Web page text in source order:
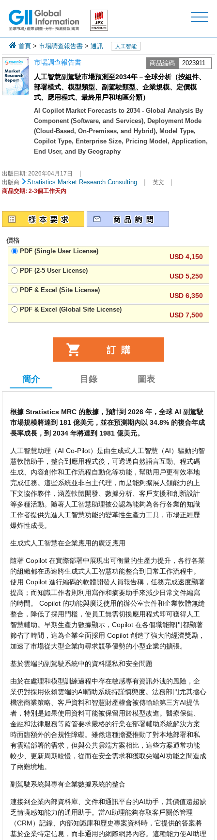
首頁 >市場調查報告書 >通訊 人工智能
市場調查報告書 商品編碼 2023911
人工智慧副駕駛市場預測至2034年－全球分析（按組件、
部署模式、模型類型、副駕駛類型、企業規模、定價模
式、應用程式、最終用戶和地區分類）
AI Copilot Market Forecasts to 2034 - Global Analysis By
Component (Software, and Services), Deployment Mode
(Cloud-Based, On-Premises, and Hybrid), Model Type,
Copilot Type, Enterprise Size, Pricing Model, Application,
End User, and By Geography
出版日期:2026年04月17日 |
出版商: Stratistics Market Research Consulting | 英文 |
商品交期: 2-3個工作天內
價格
PDF (Single User License)
USD 4,150
PDF (2-5 User License)
USD 5,250
PDF & Excel (Site License)
USD 6,350
PDF & Excel (Global Site License)
USD 7,500
簡介 目錄 圖表
根據 Stratistics MRC 的數據，預計到 2026 年，全球 AI 副駕駛
市場規模將達到 181 億美元，並在預測期內以 34.8% 的複合年成
長率成長，到 2034 年將達到 1981 億美元。
人工智慧助理（AI Co-Pilot）是由生成式人工智慧（AI）驅動的智
慧軟體助手，整合到應用程式後，可透過自然語言互動、程式碼
生成、內容創作和工作流程自動化等功能，幫助用戶更有效率地
完成任務。這些系統並非自主代理，而是能夠擴展人類能力的上
下文協作夥伴，涵蓋軟體開發、數據分析、客戶支援和創新設計
等多種活動。隨著人工智慧助理被公認為能夠為各行各業的知識
工作者提供先進人工智慧功能的變革性生產力工具，市場正經歷
爆炸性成長。
生成式人工智慧在企業應用的廣泛應用
隨著 Copilot 在實際部署中展現出可衡量的生產力提升，各行各業
的組織都在迅速將生成式人工智慧功能整合到日常工作流程中。
使用 Copilot 進行編碼的軟體開發人員報告稱，任務完成速度顯著
提高；而知識工作者則利用寫作和摘要助手來減少日常文件編寫
的時間。 Copilot 的功能與廣泛使用的辦公室套件和企業軟體無縫
整合，降低了採用門檻，使員工無需切換應用程式即可獲得人工
智慧輔助。早期生產力數據顯示，Copilot 在各個職能部門都顯著
節省了時間，這為企業全面採用 Copilot 創造了強大的經濟獎勵，
加速了市場從大型企業向尋求競爭優勢的小型企業的擴張。
基於雲端的副駕駛系統中的資料隱私和安全問題
由於在處理和模型訓練過程中存在敏感專有資訊外洩的風險，企
業仍對採用依賴雲端的AI輔助系統持謹慎態度。法務部門尤其擔心
機密商業策略、客戶資料和智慧財產權會被傳輸給第三方AI提供
者，特別是如果使用資料可能被保留用於模型改進。醫療保健、
金融和法律服務等監管要求嚴格的行業在部署輔助系統解決方案
時面臨額外的合規性障礙。雖然這種擔憂推動了對本地部署和私
有雲端部署的需求，但與公共雲端方案相比，這些方案通常功能
較少、更新周期較慢，從而在安全需求和獲取尖端AI功能之間造成
了兩難境地。
副駕駛系統與專有企業數據系統的整合
連接到企業內部資料庫、文件和通訊平台的AI助手，其價值遠超缺
乏情境感知能力的通用助手。當AI助理能夠存取客戶關係管理
（CRM）記錄、內部知識庫和歷史專案資料時，它提供的答案將
基於企業特定信息，而非通用的網際網路內容。這種能力使AI助理